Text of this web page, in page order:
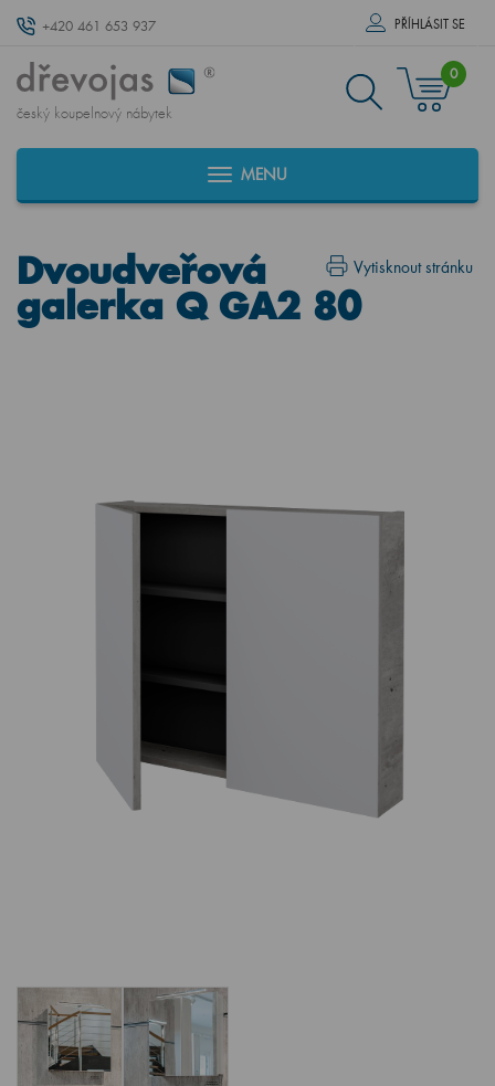
+420 461 653 937 PŘÍHLÁSIT SE
český koupelnový nábytek
0
MENU
Vytisknout stránku
Dvoudveřová
galerka Q GA2 80